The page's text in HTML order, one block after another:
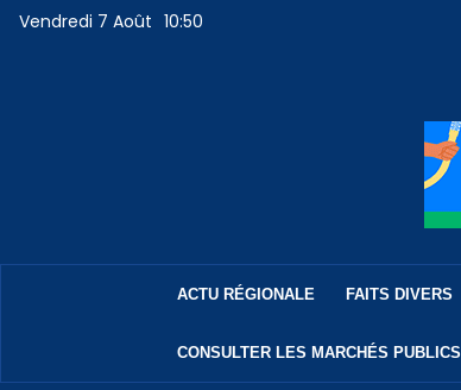
Vendredi 7 Août 10:50
ACTU RÉGIONALE FAITS DIVERS
CONSULTER LES MARCHÉS PUBLICS